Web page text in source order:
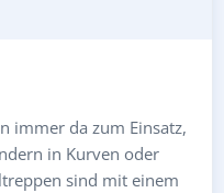
immer da zum Einsatz,
in Kurven oder
sind mit einem